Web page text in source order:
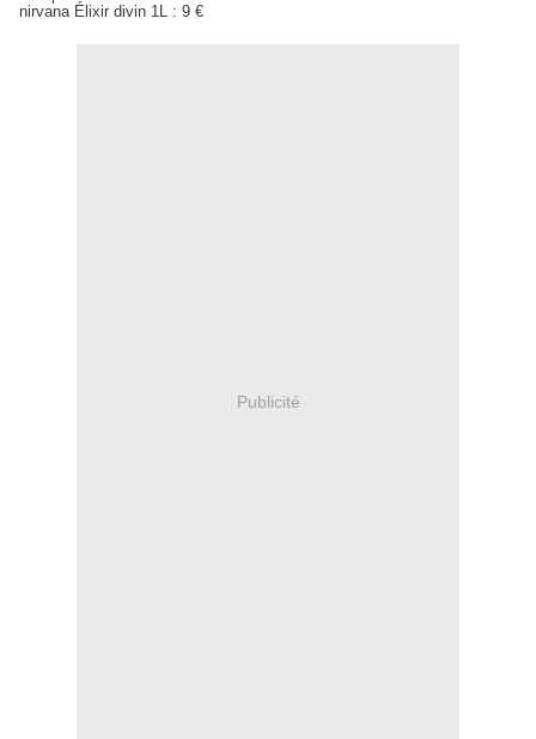
nirvana Élixir divin 1L : 9 €
Publicité